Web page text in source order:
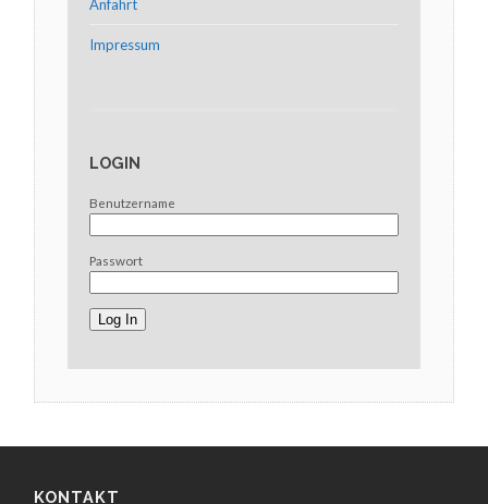
Anfahrt
Impressum
LOGIN
Benutzername
Passwort
KONTAKT